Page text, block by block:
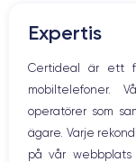
Expertis
Certideal är ett
mobiltelefoner.
operatörer som
ägare. Varje
på vår